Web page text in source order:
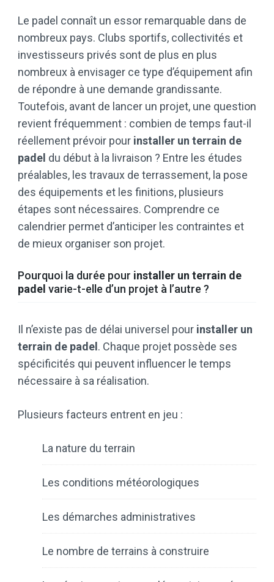
Le padel connaît un essor remarquable dans de
nombreux pays. Clubs sportifs, collectivités et
investisseurs privés sont de plus en plus
nombreux à envisager ce type d’équipement afin
de répondre à une demande grandissante.
Toutefois, avant de lancer un projet, une question
revient fréquemment : combien de temps faut-il
réellement prévoir pour installer un terrain de
padel du début à la livraison ? Entre les études
préalables, les travaux de terrassement, la pose
des équipements et les finitions, plusieurs
étapes sont nécessaires. Comprendre ce
calendrier permet d’anticiper les contraintes et
de mieux organiser son projet.
Pourquoi la durée pour installer un terrain de
padel varie-t-elle d’un projet à l’autre ?
Il n’existe pas de délai universel pour installer un
terrain de padel. Chaque projet possède ses
spécificités qui peuvent influencer le temps
nécessaire à sa réalisation.
Plusieurs facteurs entrent en jeu :
La nature du terrain
Les conditions météorologiques
Les démarches administratives
Le nombre de terrains à construire